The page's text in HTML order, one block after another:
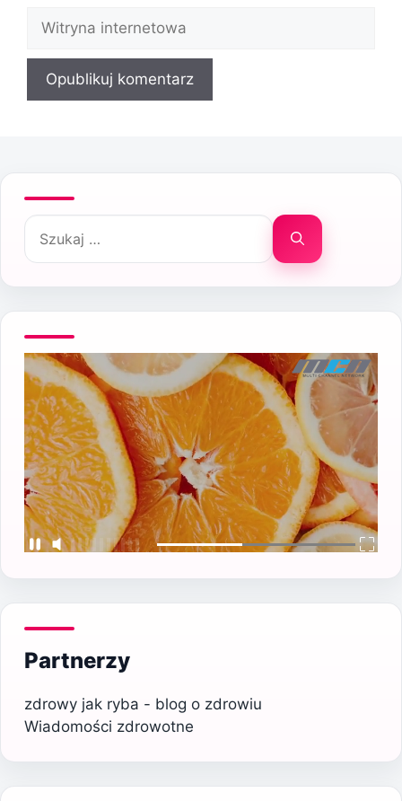
internetowa
Szukaj:
Partnerzy
zdrowy jak ryba - blog o zdrowiu
Wiadomości zdrowotne